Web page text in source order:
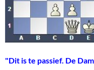
"Dit is te passief. De